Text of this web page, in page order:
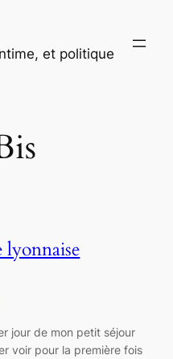
et politique
lyonnaise
jour de mon petit séjour
voir pour la première fois